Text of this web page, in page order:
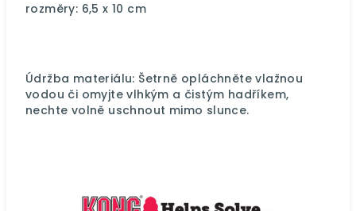
rozměry: 6,5 x 10 cm
Údržba materiálu: Šetrně opláchněte vlažnou
vodou či omyjte vlhkým a čistým hadříkem,
nechte volně uschnout mimo slunce.